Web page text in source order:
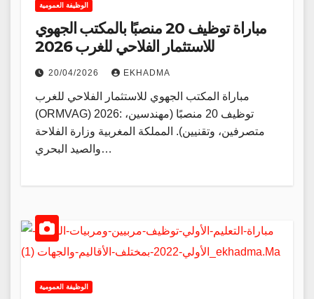
الوظيفة العمومية
مباراة توظيف 20 منصبًا بالمكتب الجهوي
للاستثمار الفلاحي للغرب 2026
20/04/2026 EKHADMA
مباراة المكتب الجهوي للاستثمار الفلاحي للغرب
(ORMVAG) 2026: توظيف 20 منصبًا (مهندسين،
متصرفين، وتقنيين). المملكة المغربية وزارة الفلاحة
والصيد البحري…
الوظيفة العمومية